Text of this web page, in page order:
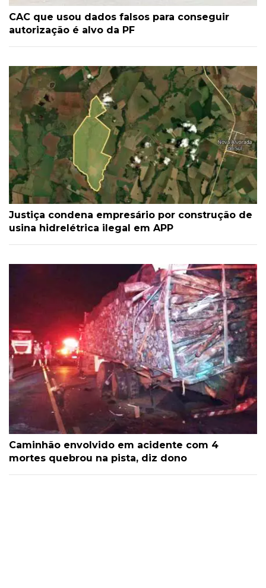
CAC que usou dados falsos para conseguir
autorização é alvo da PF
Justiça condena empresário por construção de
usina hidrelétrica ilegal em APP
Caminhão envolvido em acidente com 4
mortes quebrou na pista, diz dono